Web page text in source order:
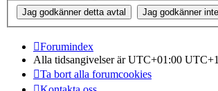
Forumindex
Alla tidsangivelser är UTC+01:00 UTC+1
Ta bort alla forumcookies